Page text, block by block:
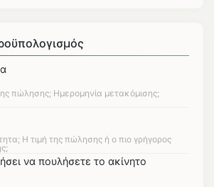
να πουλήσετε το ακίνητο